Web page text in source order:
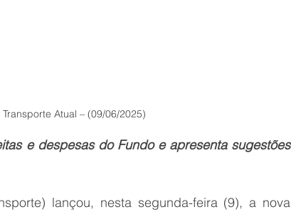
Atual – (09/06/2025)
e despesas do Fundo e apresenta sugestões
lançou, nesta segunda-feira (9), a nova